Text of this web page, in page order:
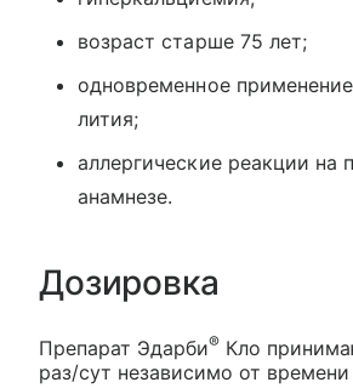
возраст старше 75 лет;
одновременное
лития;
аллергические реакции на
анамнезе.
Дозировка
Препарат Эдарби® Кло
раз/сут независимо от